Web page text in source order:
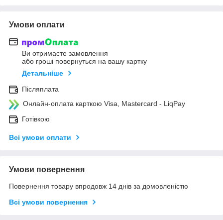
Умови оплати
Ви отримаєте замовлення
або гроші повернуться на вашу картку
Детальніше
Післяплата
Онлайн-оплата карткою Visa, Mastercard - LiqPay
Готівкою
Всі умови оплати
Умови повернення
Повернення товару впродовж 14 днів за домовленістю
Всі умови повернення